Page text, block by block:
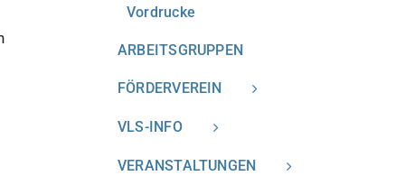
Vordrucke
ARBEITSGRUPPEN
FÖRDERVEREIN
VLS-INFO
VERANSTALTUNGEN